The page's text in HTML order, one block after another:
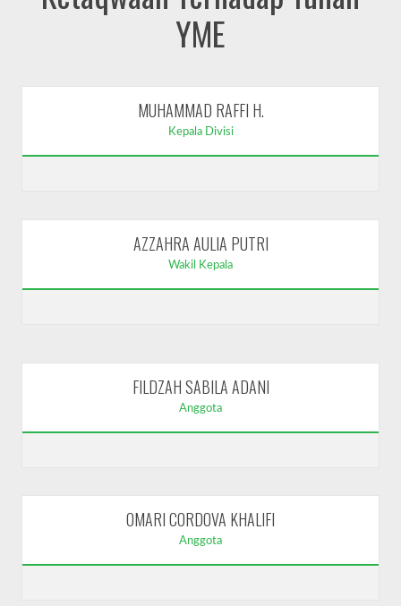
YME
MUHAMMAD RAFFI H.
Kepala Divisi
AZZAHRA AULIA PUTRI
Wakil Kepala
FILDZAH SABILA ADANI
Anggota
OMARI CORDOVA KHALIFI
Anggota